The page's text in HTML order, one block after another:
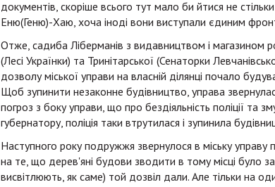
документів, скоріше всього тут мало би йтися не
Еню(Геню)-Хаю, хоча іноді вони виступали єдиним
Отже, садиба Ліберманів з видавництвом і магазином
(Лесі Українки) та Тринітарської (Сенаторки
дозволу міської управи на власній ділянці почало
Щоб зупинити незаконне будівництво, управа
погроз з боку управи, що про бездіяльність поліції та
губернатору, поліція таки втрутилася і зупинила
Наступного року подружжя звернулося в міську управу
на те, що дерев'яні будови зводити в тому місці було
висвітлюють, як саме) той дозвіл дали. Але тільки на